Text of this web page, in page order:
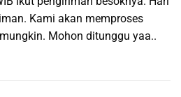
Kami akan memproses
Mohon ditunggu yaa..